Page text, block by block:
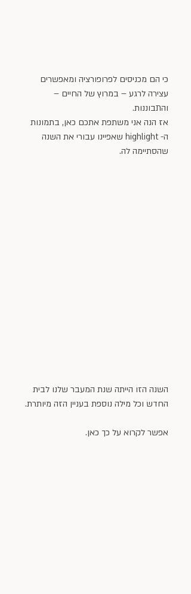
כי הם מכניסים לפרופורציה ומאפשרים
עצירה לרגע – במרוץ של החיים –
והתבוננות.
אז הנה אני משתפת אתכם כאן, בתמונות
ה- highlight שאפיינו עבורי את השנה
שהסתיימה לה.
השנה הזו הייתה שנת המעבר שלנו לבית
החדש וכל מילה נוספת בעניין הזה מיותרת.
אפשר לקרוא על כך כאן.